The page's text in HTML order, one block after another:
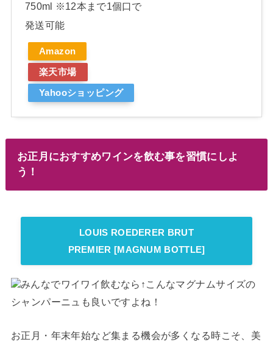
750ml ※12本まで1個口で
発送可能
Amazon
楽天市場
Yahooショッピング
お正月におすすめワインを飲む事を習慣にしよ
う！
LOUIS ROEDERER BRUT
PREMIER [MAGNUM BOTTLE]
みんなでワイワイ飲むなら↑こんなマグナムサイズの
シャンパーニュも良いですよね！
お正月・年末年始など集まる機会が多くなる時こそ、美